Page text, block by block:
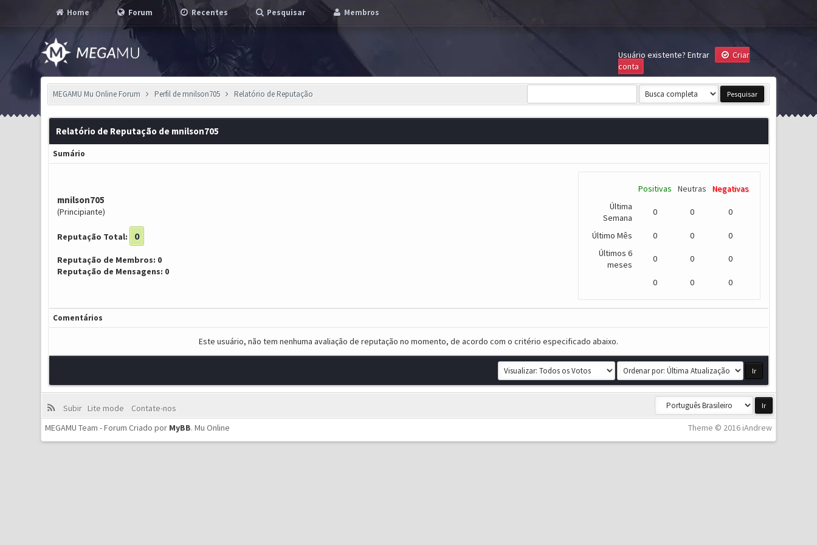
Home Forum Recentes Pesquisar Membros
Usuário existente? Entrar
Criar
conta
MEGAMU Mu Online Forum Perfil de mnilson705 Relatório de Reputação
Relatório de Reputação de mnilson705
Sumário
mnilson705
(Principiante)
Reputação Total: 0
Reputação de Membros: 0
Reputação de Mensagens: 0
Positivas Neutras
Negativas
Última
Semana
0 0 0
Último Mês 0 0
0
Últimos 6
meses
0 0 0
0 0 0
Comentários
Este usuário, não tem nenhuma avaliação de reputação no momento, de acordo com o critério especificado abaixo.
Subir Lite mode
Contate-nos
Theme © 2016 iAndrew
MEGAMU Team - Forum Criado por MyBB.Mu Online